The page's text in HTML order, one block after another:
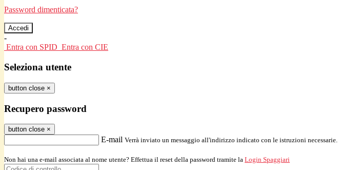
Password dimenticata?
-
Entra con SPID Entra con CIE
Seleziona utente
button close ×
Recupero password
button close ×
E-mail Verrà inviato un messaggio all'indirizzo indicato con le istruzioni necessarie.
Non hai una e-mail associata al nome utente? Effettua il reset della password tramite la Login Spaggiari